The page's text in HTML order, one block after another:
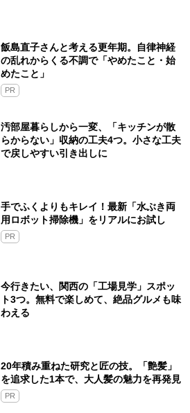
飯島直子さんと考える更年期。自律神経
の乱れからくる不調で「やめたこと・始
めたこと」
PR
汚部屋暮らしから一変、「キッチンが散
らからない」収納の工夫4つ。小さな工夫
で戻しやすい引き出しに
手でふくよりもキレイ！最新「水ぶき両
用ロボット掃除機」をリアルにお試し
PR
今行きたい、関西の「工場見学」スポッ
ト3つ。無料で楽しめて、絶品グルメも味
わえる
20年積み重ねた研究と匠の技。「艶髪」
を追求した1本で、大人髪の魅力を再発見
PR